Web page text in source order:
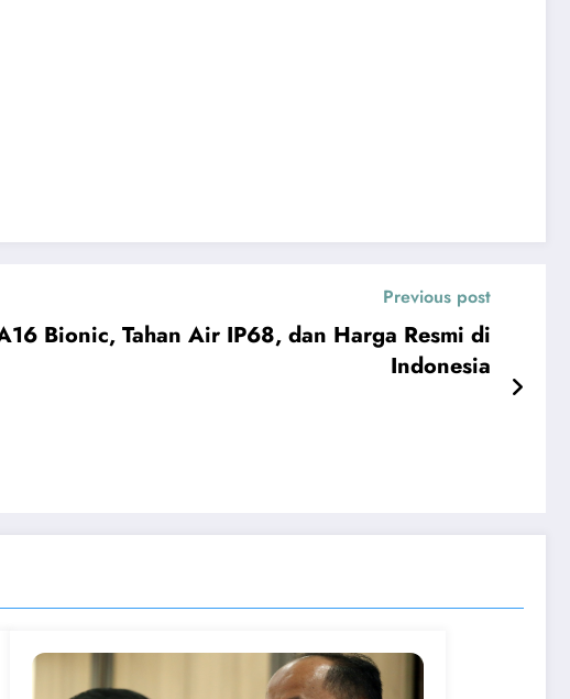
Previous post
Bionic, Tahan Air IP68, dan Harga Resmi di
Indonesia